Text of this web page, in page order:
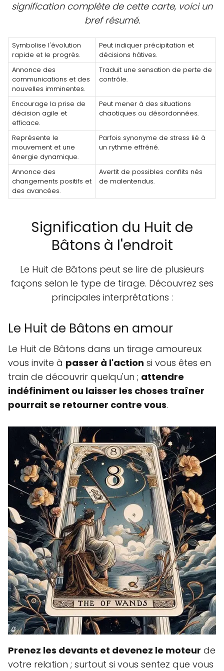
signification complète de cette carte, voici un
bref résumé.
Symbolise l'évolution
rapide et le progrès.
Peut indiquer précipitation et
décisions hâtives.
Annonce des
communications et des
nouvelles imminentes.
Traduit une sensation de perte de
contrôle.
Encourage la prise de
décision agile et
efficace.
Peut mener à des situations
chaotiques ou désordonnées.
Représente le
mouvement et une
énergie dynamique.
Parfois synonyme de stress lié à
un rythme effréné.
Annonce des
changements positifs et
des avancées.
Avertit de possibles conflits nés
de malentendus.
Signification du Huit de
Bâtons à l'endroit
Le Huit de Bâtons peut se lire de plusieurs
façons selon le type de tirage. Découvrez ses
principales interprétations :
Le Huit de Bâtons en amour
Le Huit de Bâtons dans un tirage amoureux
vous invite à passer à l'action si vous êtes en
train de découvrir quelqu'un ; attendre
indéfiniment ou laisser les choses traîner
pourrait se retourner contre vous.
Prenez les devants et devenez le moteur de
votre relation ; surtout si vous sentez que vous